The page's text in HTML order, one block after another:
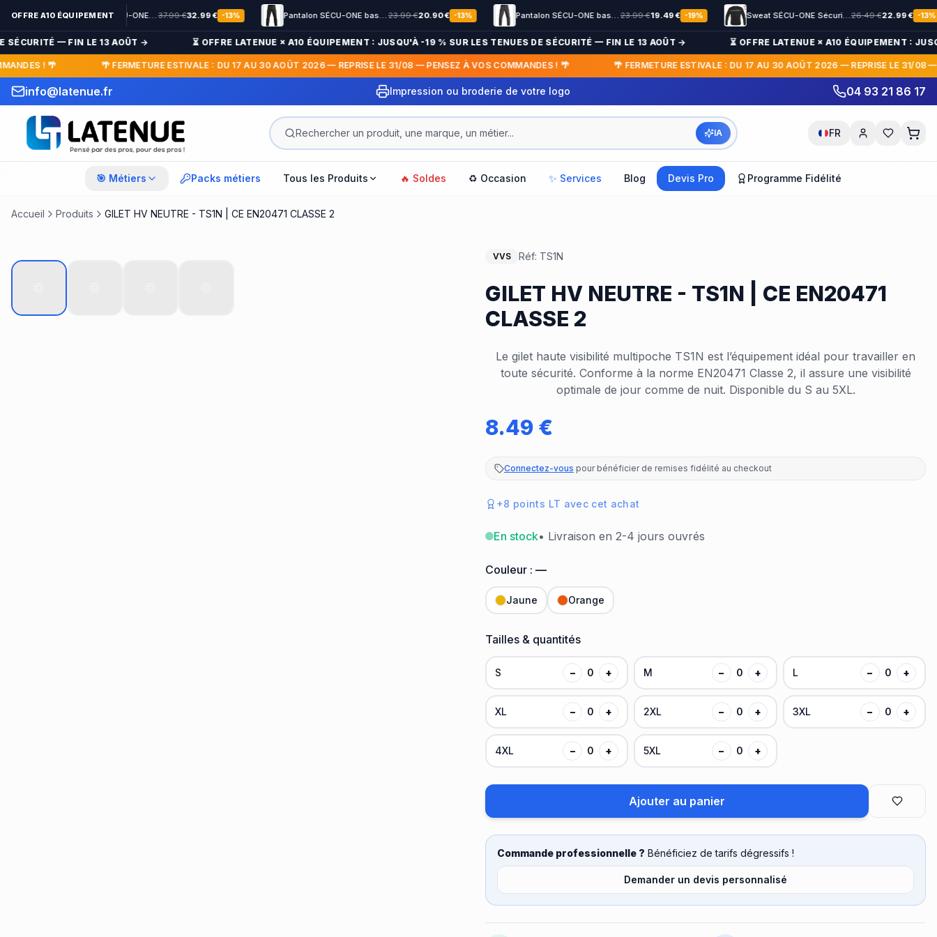
OFFRE A10 ÉQUIPEMENT
Veste Polaire SÉCU-ONE HV-TAPE Sécurité Privée noir 37.99€32.99€ -13% Pantalon SÉCU-ONE bas élastiqué Noir23.99€20.90€ -13% Pantalon SÉCU-ONE bas non élastiqué noir23.99€19.49€ -19% Sweat SÉCU-ONE Sécurité Privée noir26.49€22.99€ -13%
— FIN LE 13 AOÛT → ⏳ OFFRE LATENUE × A10 ÉQUIPEMENT : JUSQU'À -19 % SUR LES TENUES DE SÉCURITÉ — FIN LE 13 AOÛT → ⏳ OFFRE LATENUE × A10 ÉQUIPEMENT :
! 🌴 🌴 FERMETURE ESTIVALE : DU 17 AU 30 AOÛT 2026 — REPRISE LE 31/08 — PENSEZ À VOS COMMANDES ! 🌴 🌴 FERMETURE ESTIVALE : DU 17 AU 30 AOÛT 2026 — REPRISE LE 31/08 —
info@latenue.fr Impression ou broderie de votre logo 04 93 21 86 17
IA FR
🎯 Métiers Packs métiers Tous les Produits 🔥 Soldes ♻️ Occasion ✨ Services Blog Devis Pro Programme Fidélité
Accueil Produits GILET HV NEUTRE - TS1N | CE EN20471 CLASSE 2
Nouveau
VVS Réf: TS1N
GILET HV NEUTRE - TS1N | CE EN20471
CLASSE 2
Le gilet haute visibilité multipoche TS1N est l’équipement idéal pour travailler en
toute sécurité. Conforme à la norme EN20471 Classe 2, il assure une visibilité
optimale de jour comme de nuit. Disponible du S au 5XL.
8.49 €
Connectez-vous pour bénéficier de remises fidélité au checkout
+8 points LT avec cet achat
En stock• Livraison en 2-4 jours ouvrés
Couleur : —
Jaune Orange
Tailles & quantités
S − 0 + M − 0 + L − 0 +
XL − 0 + 2XL − 0 + 3XL − 0 +
4XL − 0 + 5XL − 0 +
Ajouter au panier
Commande professionnelle ? Bénéficiez de tarifs dégressifs !
Demander un devis personnalisé